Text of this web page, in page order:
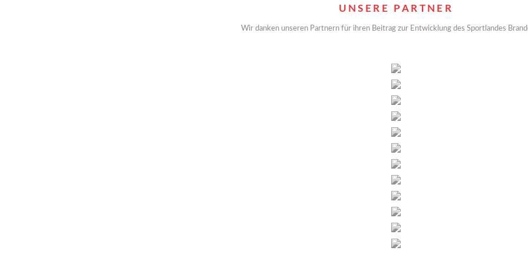
UNSERE PARTNER
Wir danken unseren Partnern für ihren Beitrag zur Entwicklung des Sportlandes